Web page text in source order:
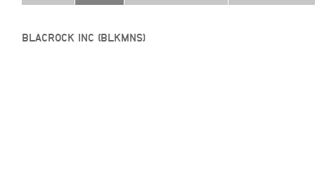
BLACROCK INC (BLKMNS)